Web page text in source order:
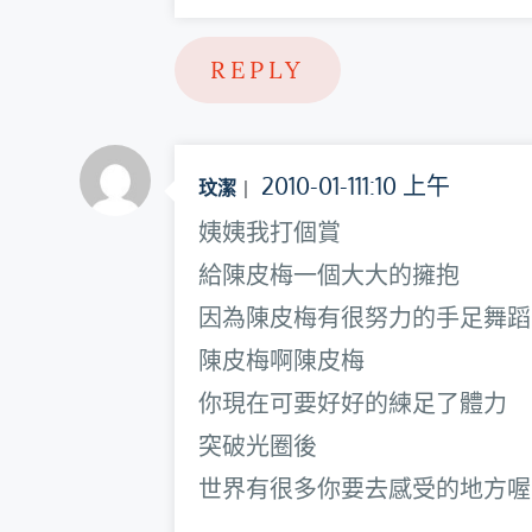
REPLY
玟潔
2010-01-111:10 上午
姨姨我打個賞
給陳皮梅一個大大的擁抱
因為陳皮梅有很努力的手足舞蹈
陳皮梅啊陳皮梅
你現在可要好好的練足了體力
突破光圈後
世界有很多你要去感受的地方